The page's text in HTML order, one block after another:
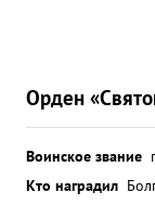
Орден
Воинское звание
Кто наградил